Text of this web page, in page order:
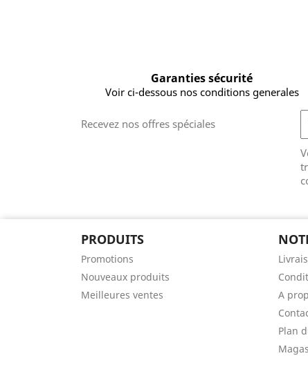
Garanties sécurité
Voir ci-dessous nos conditions generales
Recevez nos offres spéciales
PRODUITS
Promotions
Nouveaux produits
Meilleures ventes
A
Plan